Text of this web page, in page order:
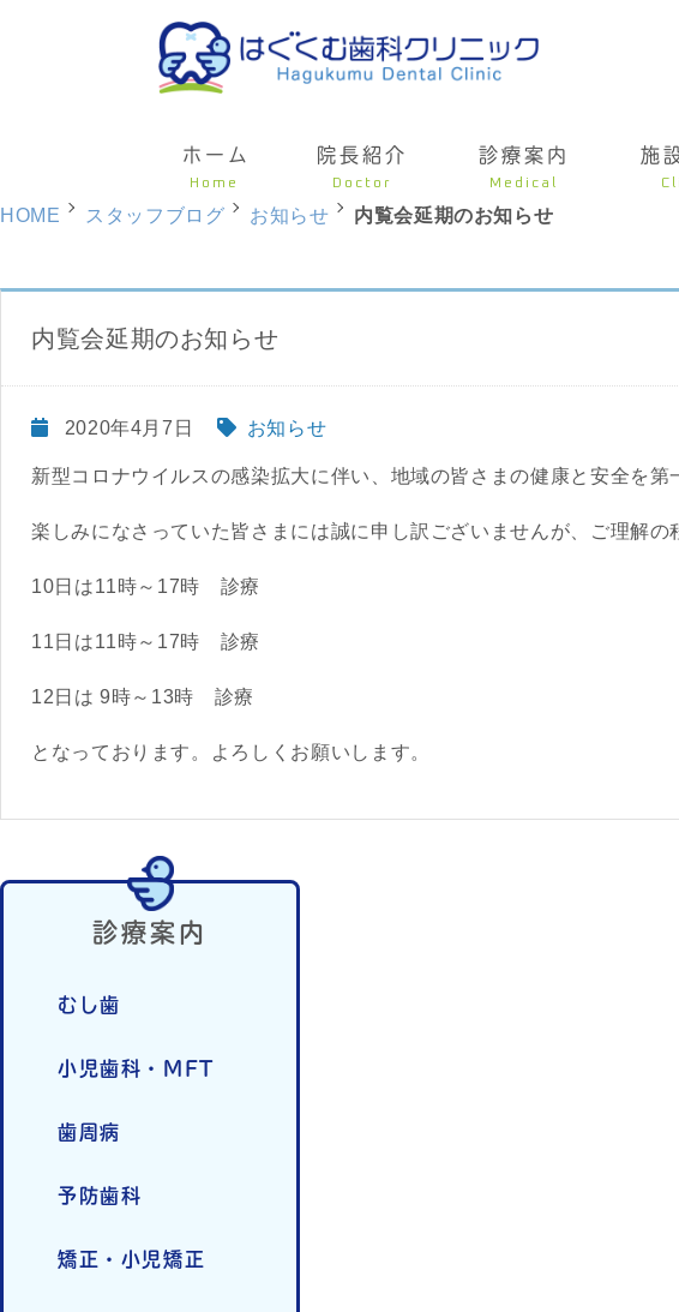
ホーム
Home
院長紹介
Doctor
診療案内
Medical
施
HOME スタッフブログ お知らせ 内覧会延期のお知らせ
内覧会延期のお知らせ
2020年4月7日 お知らせ
新型コロナウイルスの感染拡大に伴い、地域の皆さまの健康と安全を
楽しみになさっていた皆さまには誠に申し訳ございませんが、ご理解の
10日は11時～17時 診療
11日は11時～17時 診療
12日は 9時～13時 診療
となっております。よろしくお願いします。
診療案内
むし歯
小児歯科・MFT
歯周病
予防歯科
矯正・小児矯正